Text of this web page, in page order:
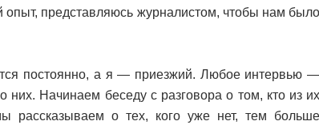
опыт, представляюсь журналистом, чтобы нам было
постоянно, а я — приезжий. Любое интервью
них. Начинаем беседу с разговора о том, кто из
о тех, кого уже нет, тем